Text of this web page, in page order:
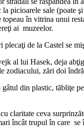
picioarele sale
în vitrina unui
ai muzeelor.
de la Castel se
al lui Hasek, deja
zodiacului, zări doi
din plastic, tăbliţe
claritate ceva
încât trupul în care se